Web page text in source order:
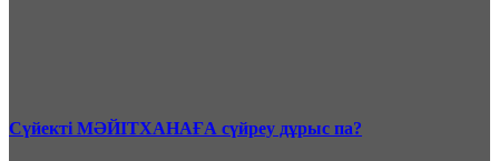
Сүйекті МӘЙІТХАНАҒА сүйреу дұрыс па?